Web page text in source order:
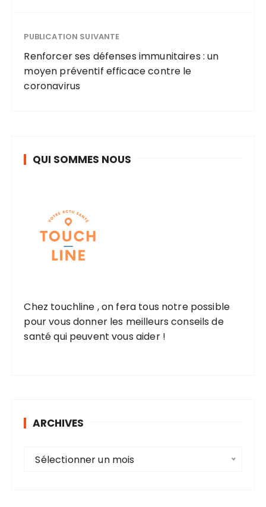
PUBLICATION SUIVANTE
Renforcer ses défenses immunitaires : un
moyen préventif efficace contre le
coronavirus
QUI SOMMES NOUS
Chez touchline , on fera tous notre possible
pour vous donner les meilleurs conseils de
santé qui peuvent vous aider !
ARCHIVES
Sélectionner un mois